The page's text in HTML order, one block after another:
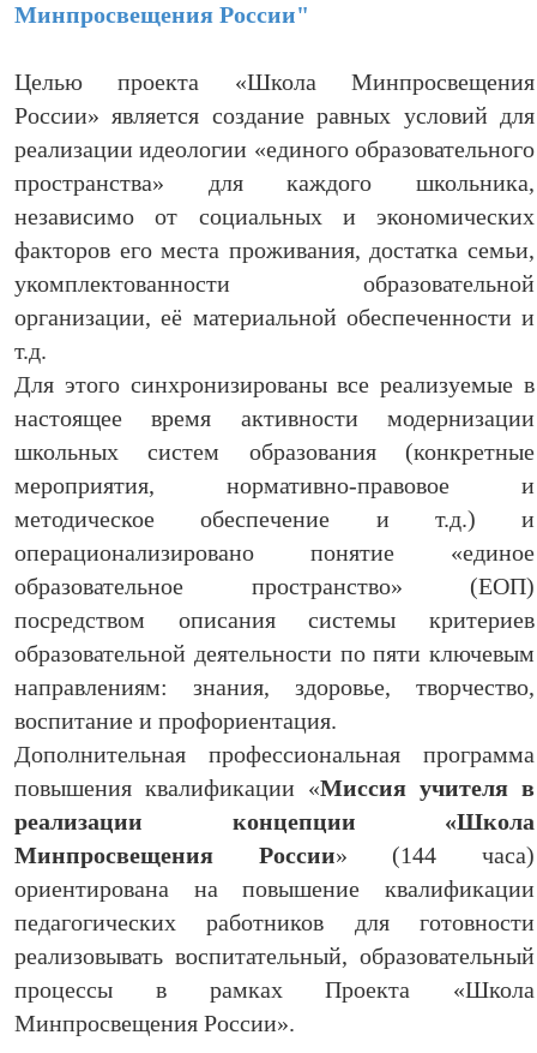
Минпросвещения России"
Целью проекта «Школа Минпросвещения
России» является создание равных условий для
реализации идеологии «единого образовательного
пространства» для каждого школьника,
независимо от социальных и экономических
факторов его места проживания, достатка семьи,
укомплектованности образовательной
организации, её материальной обеспеченности и
т.д.
Для этого синхронизированы все реализуемые в
настоящее время активности модернизации
школьных систем образования (конкретные
мероприятия, нормативно-правовое и
методическое обеспечение и т.д.) и
операционализировано понятие «единое
образовательное пространство» (ЕОП)
посредством описания системы критериев
образовательной деятельности по пяти ключевым
направлениям: знания, здоровье, творчество,
воспитание и профориентация.
Дополнительная профессиональная программа
повышения квалификации «Миссия учителя в
реализации концепции «Школа
Минпросвещения России» (144 часа)
ориентирована на повышение квалификации
педагогических работников для готовности
реализовывать воспитательный, образовательный
процессы в рамках Проекта «Школа
Минпросвещения России».